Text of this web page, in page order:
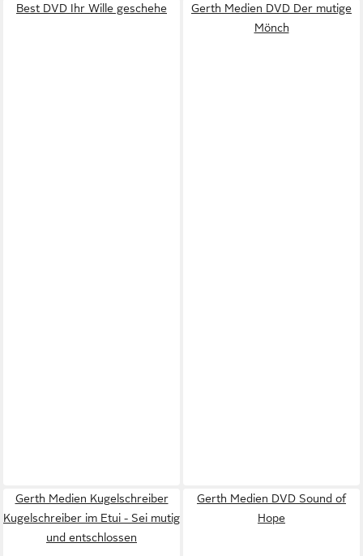
Best DVD Ihr Wille geschehe
Gerth Medien DVD Der mutige
Mönch
Gerth Medien Kugelschreiber
Kugelschreiber im Etui - Sei mutig
und entschlossen
Gerth Medien DVD Sound of
Hope